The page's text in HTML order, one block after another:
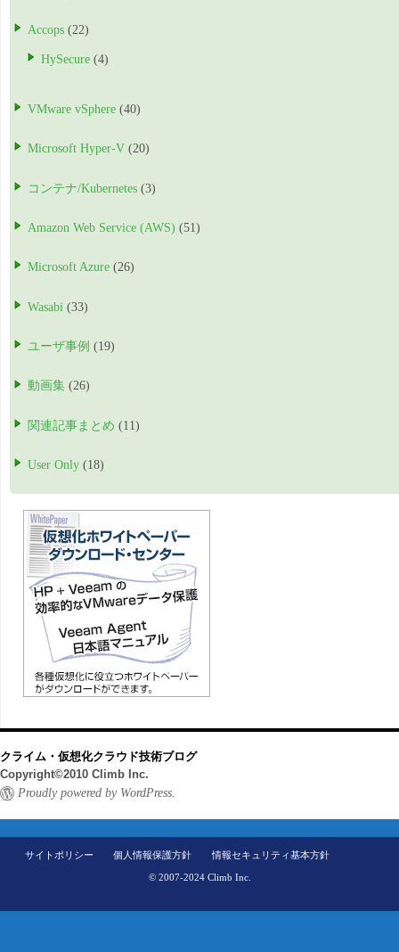
Accops (22)
HySecure (4)
VMware vSphere (40)
Microsoft Hyper-V (20)
コンテナ/Kubernetes (3)
Amazon Web Service (AWS) (51)
Microsoft Azure (26)
Wasabi (33)
ユーザ事例 (19)
動画集 (26)
関連記事まとめ (11)
User Only (18)
クライム・仮想化クラウド技術ブログ
Copyright©2010 Climb Inc.
Proudly powered by WordPress.
サイトポリシー 個人情報保護方針 情報セキュリティ基本方針
© 2007-2024 Climb Inc.